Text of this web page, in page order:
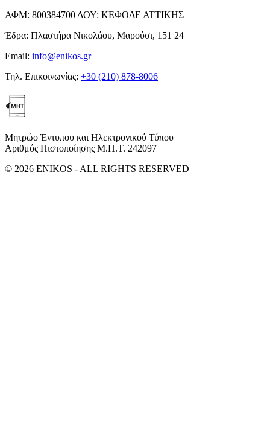
ΑΦΜ: 800384700 ΔΟΥ: ΚΕΦΟΔΕ ΑΤΤΙΚΗΣ
Έδρα: Πλαστήρα Νικολάου, Μαρούσι, 151 24
Email: info@enikos.gr
Τηλ. Επικοινωνίας: +30 (210) 878-8006
Μητρώο Έντυπου και Ηλεκτρονικού Τύπου
Αριθμός Πιστοποίησης Μ.Η.Τ. 242097
© 2026 ENIKOS - ALL RIGHTS RESERVED